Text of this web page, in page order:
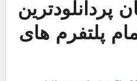
پردانلودترین
پلتفرم های